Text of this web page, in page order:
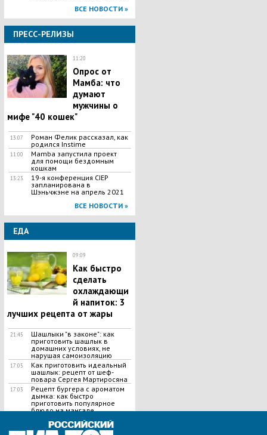
ВСЕ НОВОСТИ »
ПРЕСС-РЕЛИЗЫ
11:20
Опрос от
Мамба: что
думают
мужчины о
мифе "40 кошек"
13:07
Роман Фелик рассказал, как
родился Instime
11:00
Mamba запустила проект
для помощи бездомным
кошкам
13:23
19-я конференция CIEP
запланирована в
Шэньчжэне на апрель 2021
ВСЕ НОВОСТИ »
ЕДА
09:09
Как быстро
сделать
охлаждающи
й напиток: 3
лучших рецепта от жары
21:45
Шашлыки "в законе": как
приготовить шашлык в
домашних условиях, не
нарушая самоизоляцию
17:05
Как приготовить идеальный
шашлык​: рецепт от шеф-
повара Сергея Мартиросяна
17:03
Рецепт бургера с ароматом
дымка: как быстро
приготовить популярное
блюдо на мангале
ВСЕ НОВОСТИ »